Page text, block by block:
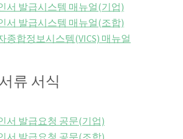
서 발급시스템 매뉴얼(기업)
서 발급시스템 매뉴얼(조합)
종합정보시스템(VICS) 매뉴얼
류 서식
서 발급요청 공문(기업)
서 발급요청 공문(조합)